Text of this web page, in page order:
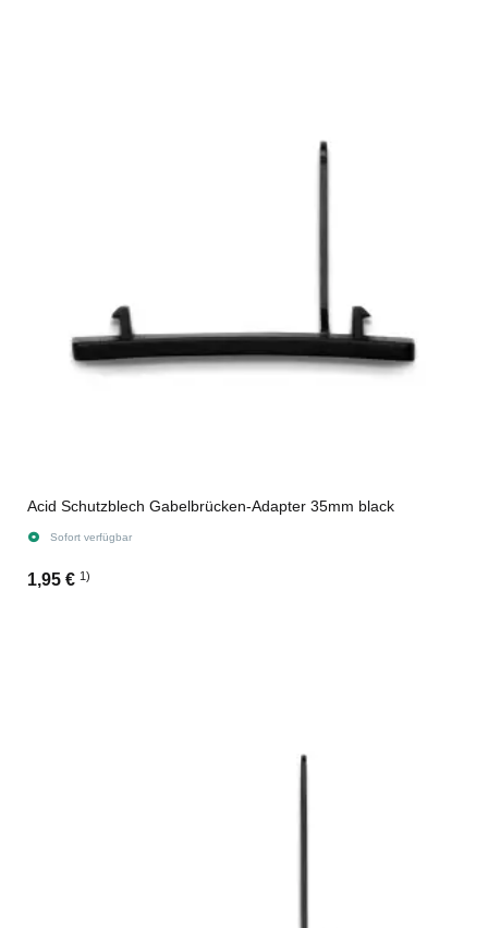
Acid Schutzblech Gabelbrücken-Adapter 35mm black
Sofort verfügbar
1,95 € 1)